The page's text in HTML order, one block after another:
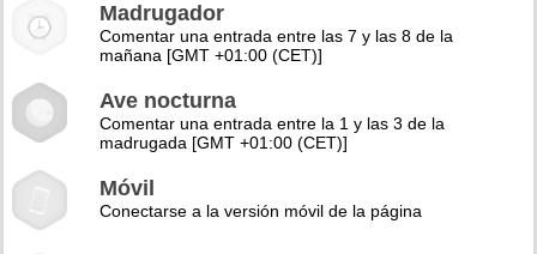
Madrugador
Comentar una entrada entre las 7 y las 8 de la
mañana [GMT +01:00 (CET)]
Ave nocturna
Comentar una entrada entre la 1 y las 3 de la
madrugada [GMT +01:00 (CET)]
Móvil
Conectarse a la versión móvil de la página